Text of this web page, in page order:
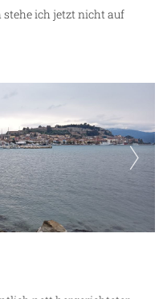
ich jetzt nicht auf